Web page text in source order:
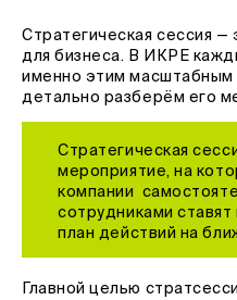
Стратегическая сессия
для бизнеса. В ИКРЕ
именно этим масштабным
детально разберём его
Стратегическая
мероприятие, на
компании
сотрудниками
план действий на
Главной целью